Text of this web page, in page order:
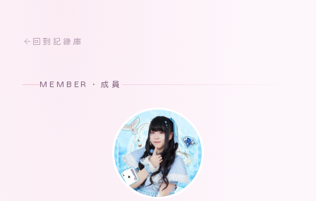
回到記錄庫
MEMBER · 成員